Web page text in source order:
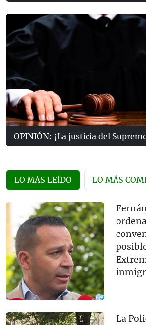
OPINIÓN: ¡La justicia del
LO MÁS LEÍDO LO MÁS
La